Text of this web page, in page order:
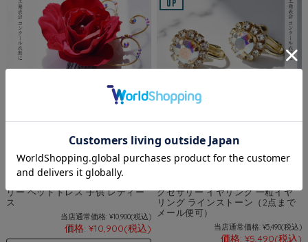
＜バレエ・舞台用アクセサリー＞
ム付ヘアパーツ（103G）バレエ発
表会 衣装 バレエコンクール 頭飾
り 髪飾り コーム付 ヘアアクセサ
リー ヘッドドレス 子供 レディー
ス
当店通常価格: ¥10,900(税込)
価格: ¥10,900(税込)
＜バレエ・舞台用アクセサリー＞
スワロフスキービジューリッチイ
ヤリング/ピアス（105G・105S）
クセサリー イヤリング 一粒イヤ
リング ラインストーン（2点まで
メール便可）
当店通常価格: ¥5,490(税込)
価格: ¥5,490(税込)